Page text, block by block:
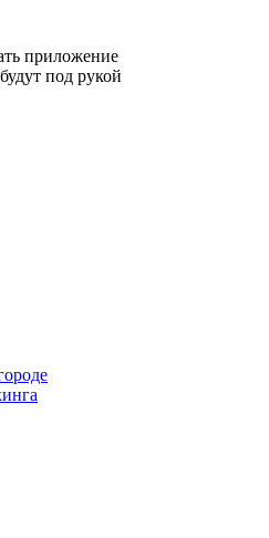
приложение
под рукой